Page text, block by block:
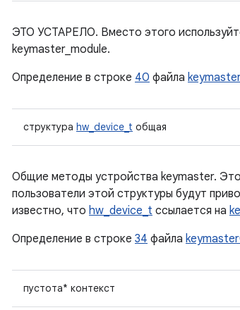
ЭТО УСТАРЕЛО. Вместо этого
keymaster_module.
Определение в строке 40 файла
структура hw_device_t общая
Общие методы устройства keymaster.
пользователи этой структуры будут
известно, что hw_device_t ссылается на
Определение в строке 34 файла
пустота* контекст